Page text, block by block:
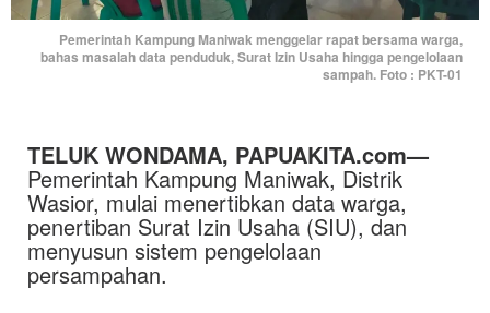
Pemerintah Kampung Maniwak menggelar rapat bersama warga,
bahas masalah data penduduk, Surat Izin Usaha hingga pengelolaan
sampah. Foto : PKT-01
TELUK WONDAMA, PAPUAKITA.com—
Pemerintah Kampung Maniwak, Distrik
Wasior, mulai menertibkan data warga,
penertiban Surat Izin Usaha (SIU), dan
menyusun sistem pengelolaan
persampahan.